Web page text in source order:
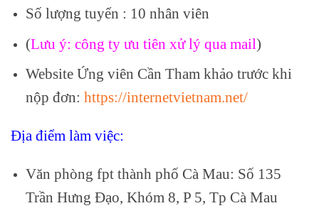
Số lượng tuyển : 10 nhân viên
(Lưu ý: công ty ưu tiên xử lý qua mail)
Website Ứng viên Cần Tham khảo trước khi
nộp đơn: https://internetvietnam.net/
Địa điểm làm việc:
Văn phòng fpt thành phố Cà Mau: Số 135
Trần Hưng Đạo, Khóm 8, P 5, Tp Cà Mau